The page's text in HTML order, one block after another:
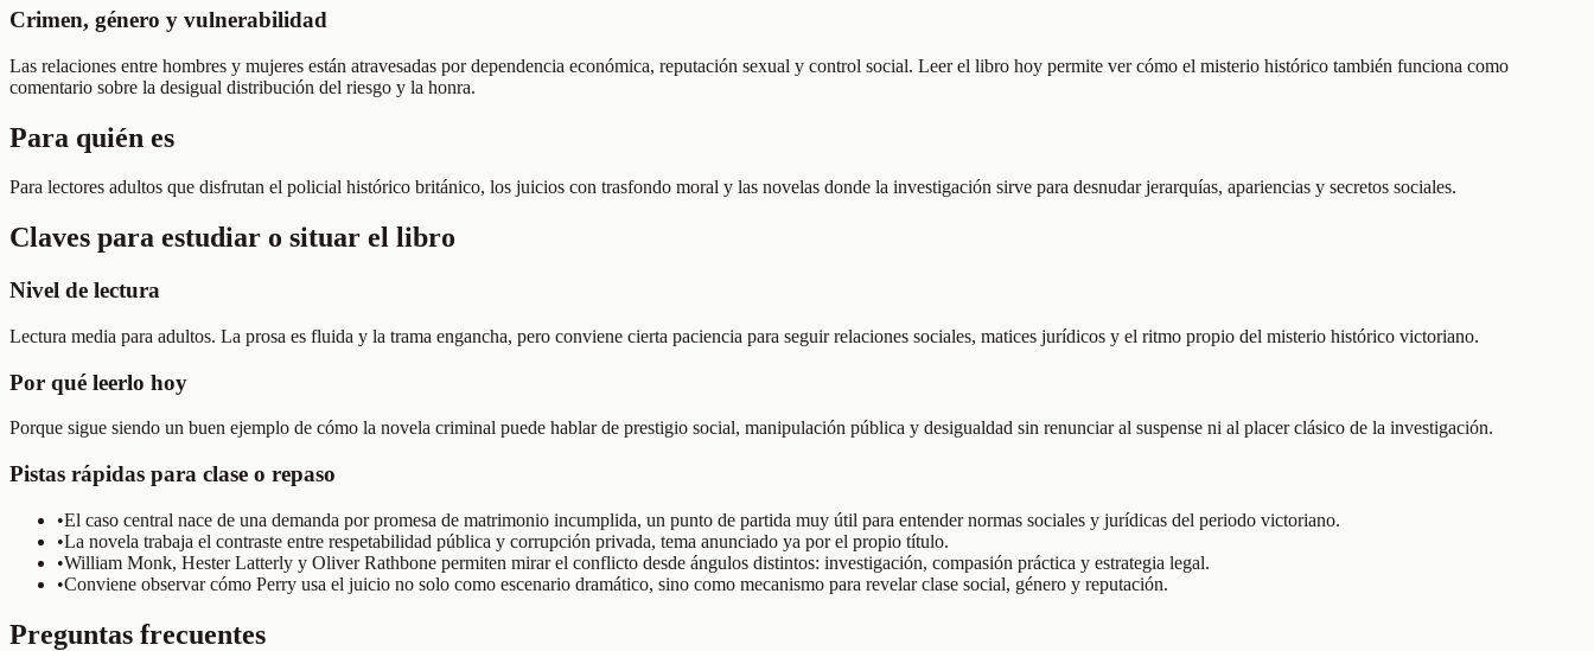
Crimen, género y vulnerabilidad
Las relaciones entre hombres y mujeres están atravesadas por dependencia económica, reputación sexual y control social. Leer el libro hoy permite ver cómo el misterio histórico también funciona como
comentario sobre la desigual distribución del riesgo y la honra.
Para quién es
Para lectores adultos que disfrutan el policial histórico británico, los juicios con trasfondo moral y las novelas donde la investigación sirve para desnudar jerarquías, apariencias y secretos sociales.
Claves para estudiar o situar el libro
Nivel de lectura
Lectura media para adultos. La prosa es fluida y la trama engancha, pero conviene cierta paciencia para seguir relaciones sociales, matices jurídicos y el ritmo propio del misterio histórico victoriano.
Por qué leerlo hoy
Porque sigue siendo un buen ejemplo de cómo la novela criminal puede hablar de prestigio social, manipulación pública y desigualdad sin renunciar al suspense ni al placer clásico de la investigación.
Pistas rápidas para clase o repaso
•El caso central nace de una demanda por promesa de matrimonio incumplida, un punto de partida muy útil para entender normas sociales y jurídicas del periodo victoriano.
•La novela trabaja el contraste entre respetabilidad pública y corrupción privada, tema anunciado ya por el propio título.
•William Monk, Hester Latterly y Oliver Rathbone permiten mirar el conflicto desde ángulos distintos: investigación, compasión práctica y estrategia legal.
•Conviene observar cómo Perry usa el juicio no solo como escenario dramático, sino como mecanismo para revelar clase social, género y reputación.
Preguntas frecuentes